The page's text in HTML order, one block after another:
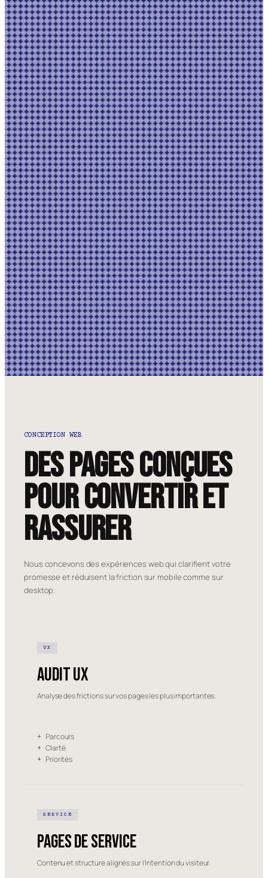
CONCEPTION WEB
Des pages conçues
pour convertir et
rassurer
Nous concevons des expériences web qui clarifient votre
promesse et réduisent la friction sur mobile comme sur
desktop.
UX
Audit UX
Analyse des frictions sur vos pages les plus importantes.
+ Parcours
+ Clarté
+ Priorités
SERVICE
Pages de service
Contenu et structure alignés sur l’intention du visiteur.